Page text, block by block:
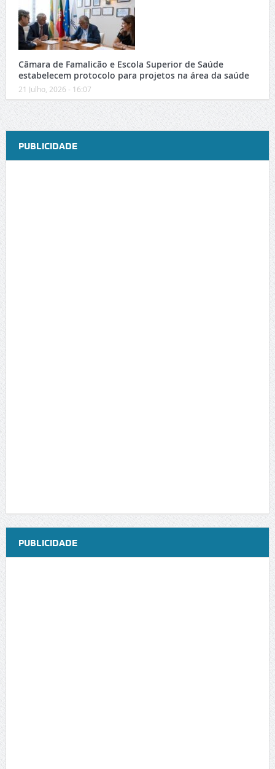
Câmara de Famalicão e Escola Superior de Saúde
estabelecem protocolo para projetos na área da saúde
21 Julho, 2026 - 16:07
PUBLICIDADE
PUBLICIDADE